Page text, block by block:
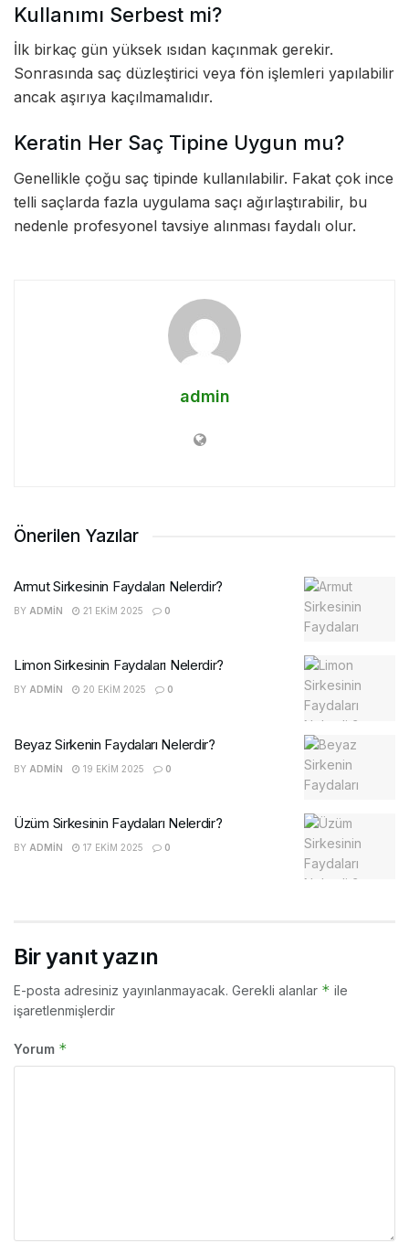
Kullanımı Serbest mi?
İlk birkaç gün yüksek ısıdan kaçınmak gerekir.
Sonrasında saç düzleştirici veya fön işlemleri yapılabilir
ancak aşırıya kaçılmamalıdır.
Keratin Her Saç Tipine Uygun mu?
Genellikle çoğu saç tipinde kullanılabilir. Fakat çok ince
telli saçlarda fazla uygulama saçı ağırlaştırabilir, bu
nedenle profesyonel tavsiye alınması faydalı olur.
admin
Önerilen Yazılar
Armut Sirkesinin Faydaları Nelerdir?
BY ADMIN 21 EKIM 2025 0
Limon Sirkesinin Faydaları Nelerdir?
BY ADMIN 20 EKIM 2025 0
Beyaz Sirkenin Faydaları Nelerdir?
BY ADMIN 19 EKIM 2025 0
Üzüm Sirkesinin Faydaları Nelerdir?
BY ADMIN 17 EKIM 2025 0
Bir yanıt yazın
E-posta adresiniz yayınlanmayacak. Gerekli alanlar * ile
işaretlenmişlerdir
Yorum *